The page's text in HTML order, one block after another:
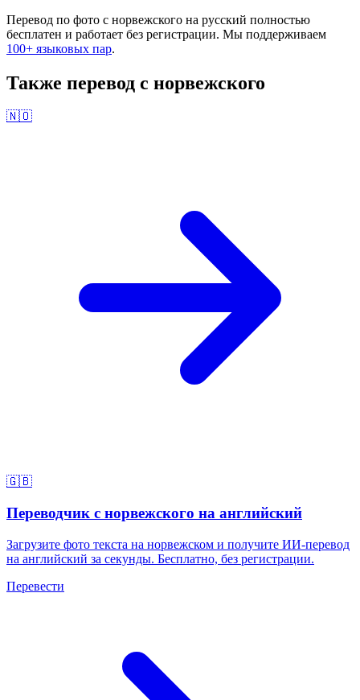
Перевод по фото с норвежского на русский полностью
бесплатен и работает без регистрации. Мы поддерживаем
100+ языковых пар.
Также перевод с норвежского
🇳🇴
🇬🇧
Переводчик с норвежского на английский
Загрузите фото текста на норвежском и получите ИИ-перевод
на английский за секунды. Бесплатно, без регистрации.
Перевести